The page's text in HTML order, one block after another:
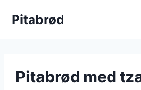
Pitabrød
Pitabrød med